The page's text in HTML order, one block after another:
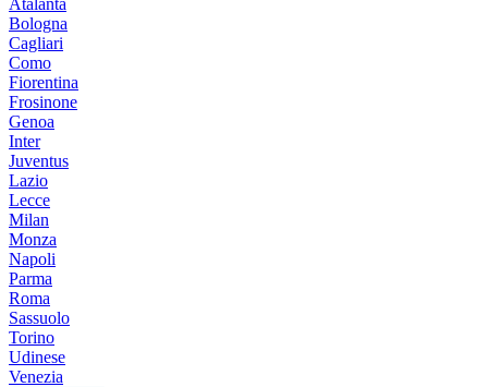
Atalanta
Bologna
Cagliari
Como
Fiorentina
Frosinone
Genoa
Inter
Juventus
Lazio
Lecce
Milan
Monza
Napoli
Parma
Roma
Sassuolo
Torino
Udinese
Venezia